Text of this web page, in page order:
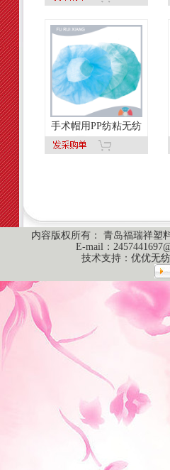
手术帽用PP纺粘无纺
内容版权所有： 青岛福瑞祥塑
E-mail：
技术支持： 优优无